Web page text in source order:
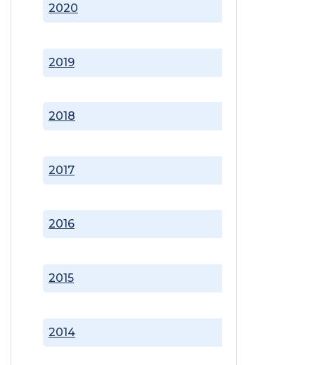
2014
2015
2016
2017
2018
2019
2020